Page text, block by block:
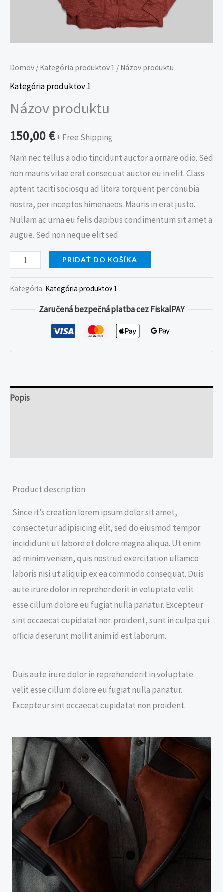
Domov / Kategória produktov 1 / Názov produktu
Kategória produktov 1
Názov produktu
150,00€+ Free Shipping
Nam nec tellus a odio tincidunt auctor a ornare odio. Sed
non mauris vitae erat consequat auctor eu in elit. Class
aptent taciti sociosqu ad litora torquent per conubia
nostra, per inceptos himenaeos. Mauris in erat justo.
Nullam ac urna eu felis dapibus condimentum sit amet a
augue. Sed non neque elit sed.
PRIDAŤ DO KOŠÍKA
Kategória: Kategória produktov 1
Zaručená bezpečná platba cez FiskalPAY
Popis
Product description
Since it’s creation lorem ipsum dolor sit amet,
consectetur adipisicing elit, sed do eiusmod tempor
incididunt ut labore et dolore magna aliqua. Ut enim
ad minim veniam, quis nostrud exercitation ullamco
laboris nisi ut aliquip ex ea commodo consequat. Duis
aute irure dolor in reprehenderit in voluptate velit
esse cillum dolore eu fugiat nulla pariatur. Excepteur
sint occaecat cupidatat non proident, sunt in culpa qui
officia deserunt mollit anim id est laborum.
Duis aute irure dolor in reprehenderit in voluptate
velit esse cillum dolore eu fugiat nulla pariatur.
Excepteur sint occaecat cupidatat non proident.